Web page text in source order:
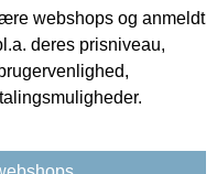
webshops og anmeldt
deres prisniveau,